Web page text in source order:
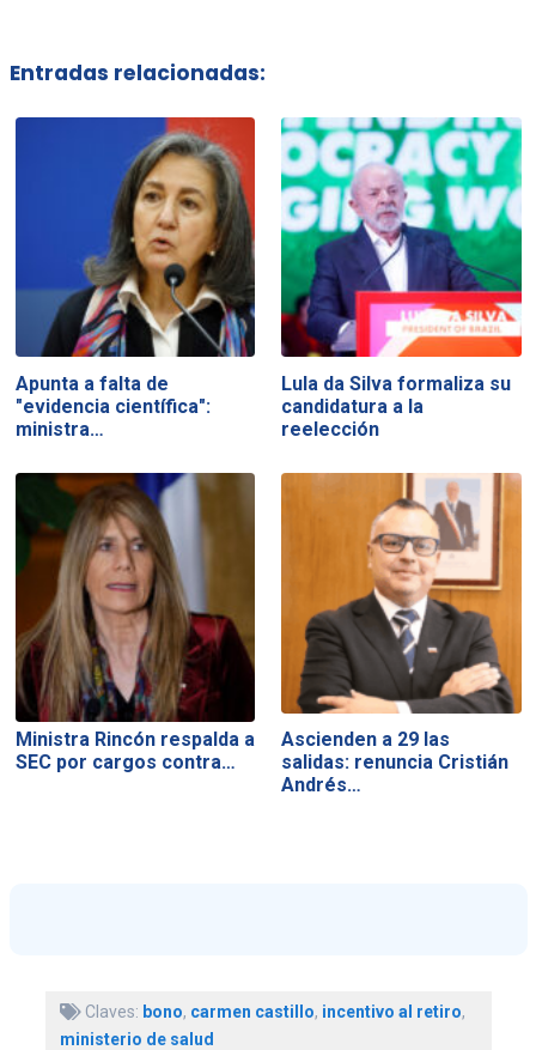
Entradas relacionadas:
Apunta a falta de
"evidencia científica":
ministra…
Lula da Silva formaliza su
candidatura a la
reelección
Ministra Rincón respalda a
SEC por cargos contra…
Ascienden a 29 las
salidas: renuncia Cristián
Andrés…
Claves: bono, carmen castillo, incentivo al retiro,
ministerio de salud